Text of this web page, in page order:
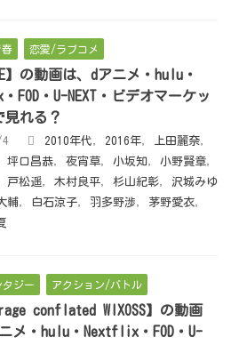
春 恋愛/ラブコメ
】の動画は、dアニメ・hulu・
FOD・U-NEXT・ビデオマーケッ
見れる？
4 2010年代, 2016年, 上田麗奈,
坪口昌恭, 夜宵草, 小坂知, 小野賢章,
戸松遥, 木村良平, 杉山紀彰, 沢城みゆ
輔, 白石涼子, 羽多野渉, 茅野愛衣,
ジー アクション/バトル
conflated WIXOSS】の動画
メ・hulu・Nextflix・FOD・U-